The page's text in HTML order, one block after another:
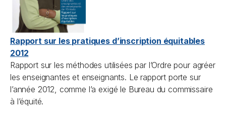
Rapport sur les pratiques d’inscription équitables
2012
Rapport sur les méthodes utilisées par l’Ordre pour agréer
les enseignantes et enseignants. Le rapport porte sur
l’année 2012, comme l’a exigé le Bureau du commissaire
à l’équité.